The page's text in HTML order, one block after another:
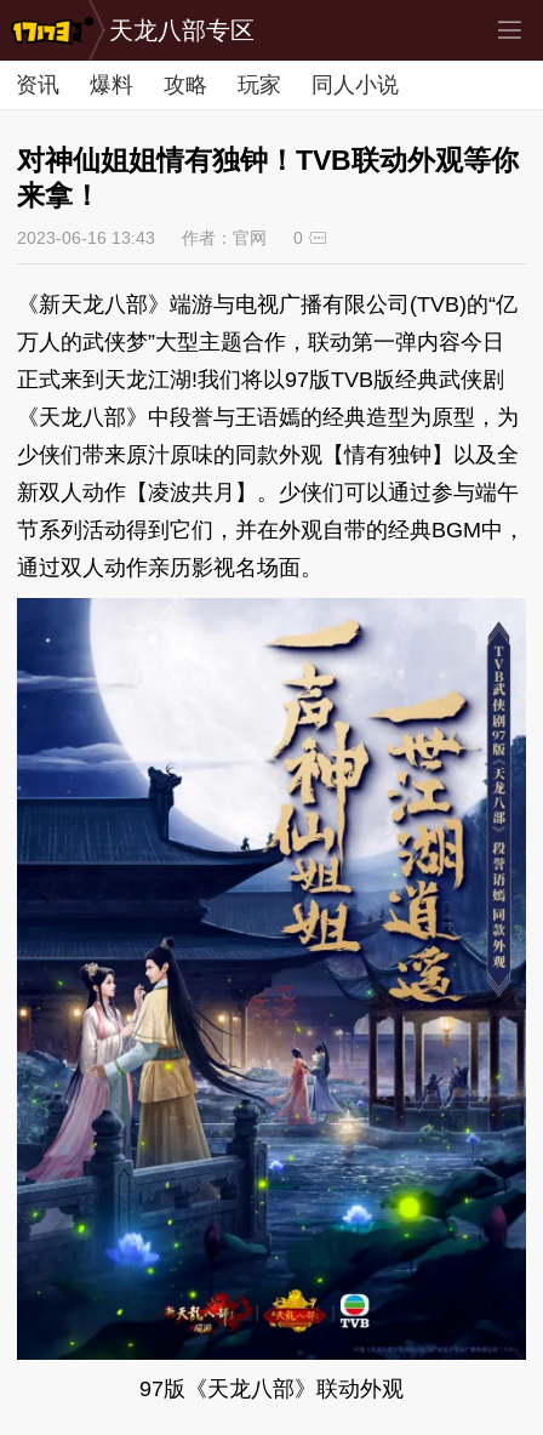
天龙八部专区
资讯 爆料 攻略 玩家 同人小说
对神仙姐姐情有独钟！TVB联动外观等你
来拿！
2023-06-16 13:43 作者：官网 0
《新天龙八部》端游与电视广播有限公司(TVB)的“亿
万人的武侠梦”大型主题合作，联动第一弹内容今日
正式来到天龙江湖!我们将以97版TVB版经典武侠剧
《天龙八部》中段誉与王语嫣的经典造型为原型，为
少侠们带来原汁原味的同款外观【情有独钟】以及全
新双人动作【凌波共月】。少侠们可以通过参与端午
节系列活动得到它们，并在外观自带的经典BGM中，
通过双人动作亲历影视名场面。
97版《天龙八部》联动外观